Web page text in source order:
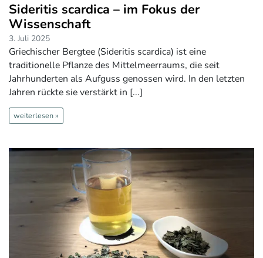
Sideritis scardica – im Fokus der
Wissenschaft
3. Juli 2025
Griechischer Bergtee (Sideritis scardica) ist eine
traditionelle Pflanze des Mittelmeerraums, die seit
Jahrhunderten als Aufguss genossen wird. In den letzten
Jahren rückte sie verstärkt in [...]
weiterlesen »